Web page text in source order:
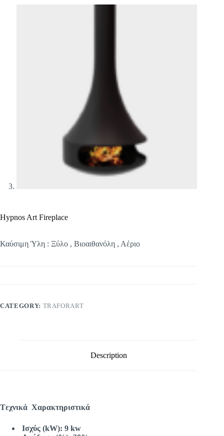
Hypnos Art Fireplace
Καύσιμη Ύλη : Ξύλο , Βιοαιθανόλη , Αέριο
CATEGORY: TRAFORART
Description
Tεχνικά Χαρακτηριστικά
Ισχύς (kW): 9 kw